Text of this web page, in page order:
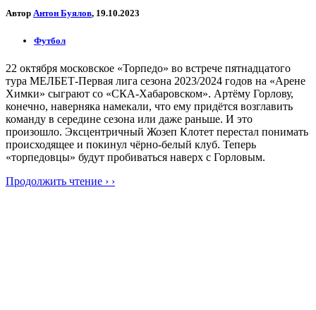
Автор Антон Буялов, 19.10.2023
Футбол
22 октября московское «Торпедо» во встрече пятнадцатого
тура МЕЛБЕТ-Первая лига сезона 2023/2024 годов на «Арене
Химки» сыграют со «СКА-Хабаровском». Артёму Горлову,
конечно, наверняка намекали, что ему придётся возглавить
команду в середине сезона или даже раньше. И это
произошло. Эксцентричный Жозеп Клотет перестал понимать
происходящее и покинул чёрно-белый клуб. Теперь
«торпедовцы» будут пробиваться наверх с Горловым.
Продолжить чтение › ›